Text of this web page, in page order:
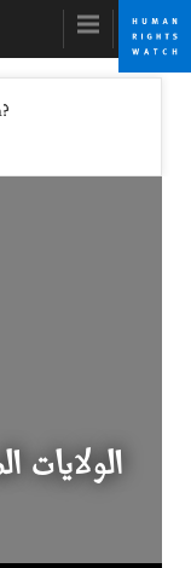
Skip
cookie
Skip
main
الولايات